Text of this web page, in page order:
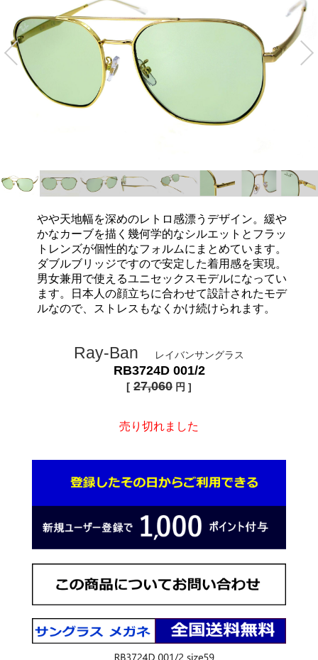
やや天地幅を深めのレトロ感漂うデザイン。緩や
かなカーブを描く幾何学的なシルエットとフラッ
トレンズが個性的なフォルムにまとめています。
ダブルブリッジですので安定した着用感を実現。
男女兼用で使えるユニセックスモデルになってい
ます。日本人の顔立ちに合わせて設計されたモデ
ルなので、ストレスもなくかけ続けられます。
Ray-Ban レイバンサングラス
RB3724D 001/2
[ 27,060 円 ]
売り切れました